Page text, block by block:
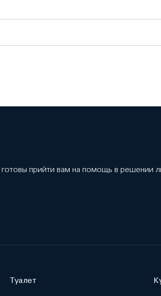
прийти вам на помощь в решении
Туалет